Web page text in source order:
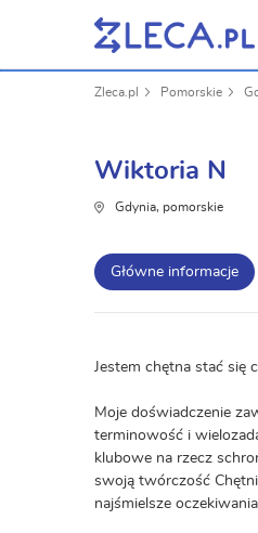
Zleca.pl Pomorskie
Wiktoria N
Gdynia, pomorskie
Główne informacje
Jestem chętna stać się
Moje doświadczenie
terminowość i
klubowe na rzecz
swoją twórczość
najśmielsze